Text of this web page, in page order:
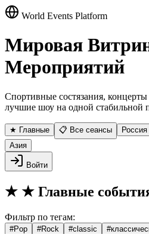
World Events Platform
Мировая
Мероприятий
Спортивные состязания,
лучшие шоу на одной стабильной
★ Главные 📋 Все сеансы Россия
Азия
Войти
★ ★ Главные
Фильтр по тегам:
#Pop #Rock #classic #